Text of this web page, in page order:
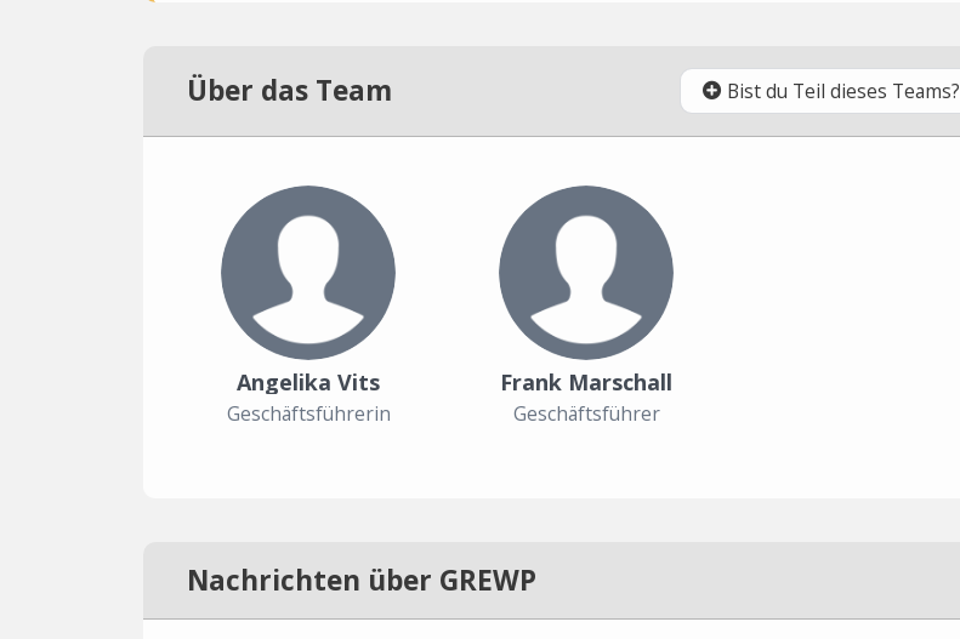
Über das Team Bist du Teil dieses Teams?
Angelika Vits
Geschäftsführerin
Frank Marschall
Geschäftsführer
Nachrichten über GREWP